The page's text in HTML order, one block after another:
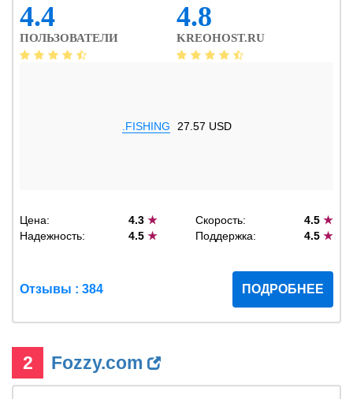
4.4
ПОЛЬЗОВАТЕЛИ
4.8
KREOHOST.RU
.FISHING 27.57 USD
Цена: 4.3★ Скорость: 4.5 ★
Надежность:
4.5★ Поддержка: 4.5 ★
Отзывы : 384 ПОДРОБНЕЕ
2 Fozzy.com